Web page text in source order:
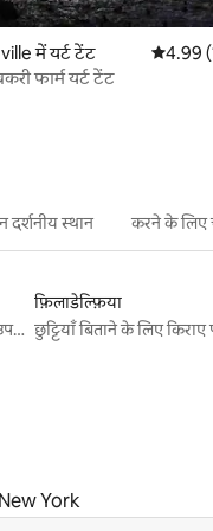
में यर्ट टेंट औसत4.99
फार्म यर्ट टेंट
स्थान करने के लिए
छुट्टियाँ बिताने के लिए किराए पर उपलब्ध जगहें
फ़िलाडेल्फ़िया
York